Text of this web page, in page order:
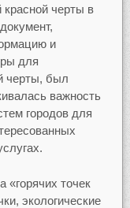
красной черты в
и
для
черты, был
важность
городов для
«горячих точек
экологические